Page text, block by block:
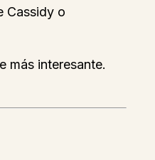
Cassidy o
más interesante.